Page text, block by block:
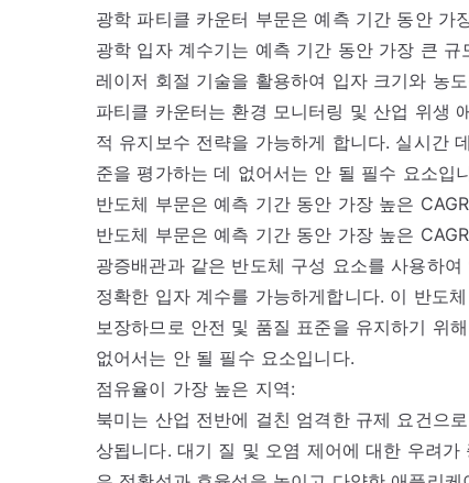
광학 파티클 카운터 부문은 예측 기간 동안 가
광학 입자 계수기는 예측 기간 동안 가장 큰
레이저 회절 기술을 활용하여 입자 크기와 농
파티클 카운터는 환경 모니터링 및 산업 위생
적 유지보수 전략을 가능하게 합니다. 실시간
준을 평가하는 데 없어서는 안 될 필수 요소입
반도체 부문은 예측 기간 동안 가장 높은
반도체 부문은 예측 기간 동안 가장 높은
광증배관과 같은 반도체 구성 요소를 사용하
정확한 입자 계수를 가능하게합니다. 이 반도
보장하므로 안전 및 품질 표준을 유지하기 위
없어서는 안 될 필수 요소입니다.
점유율이 가장 높은 지역:
북미는 산업 전반에 걸친 엄격한 규제 요건으
상됩니다. 대기 질 및 오염 제어에 대한 우려